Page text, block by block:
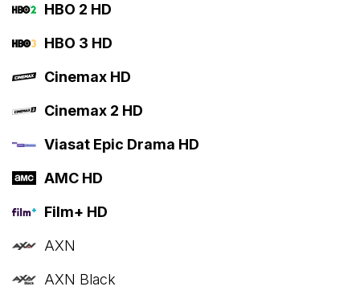
HBO 2 HD
HBO 3 HD
Cinemax HD
Cinemax 2 HD
Viasat Epic Drama HD
AMC HD
Film+ HD
AXN
AXN Black